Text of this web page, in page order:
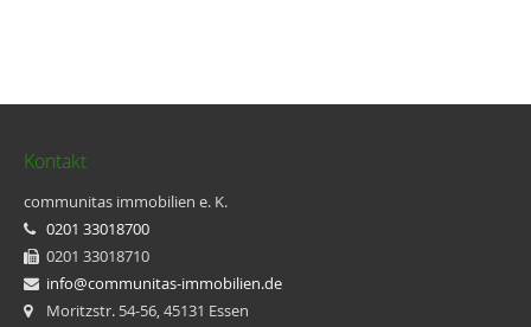
Kontakt
communitas immobilien e. K.
0201 33018700
0201 33018710
info@communitas-immobilien.de
Moritzstr. 54-56, 45131 Essen